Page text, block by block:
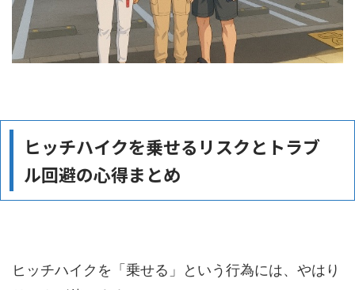
ヒッチハイクを乗せるリスクとトラブ
ル回避の心得まとめ
ヒッチハイクを「乗せる」という行為には、やはり